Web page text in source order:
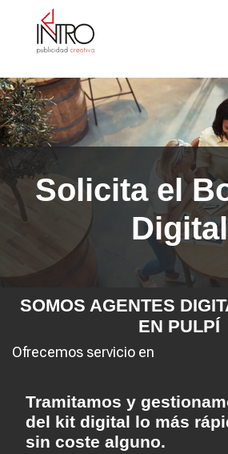
Solicita el
Digital
SOMOS AGENTES
EN PULPÍ
Ofrecemos servicio en
Tramitamos y
del kit digital lo más
sin coste alguno.